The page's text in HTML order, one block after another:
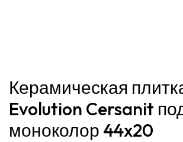
Керамическая
Evolution Cersanit
моноколор 44x20